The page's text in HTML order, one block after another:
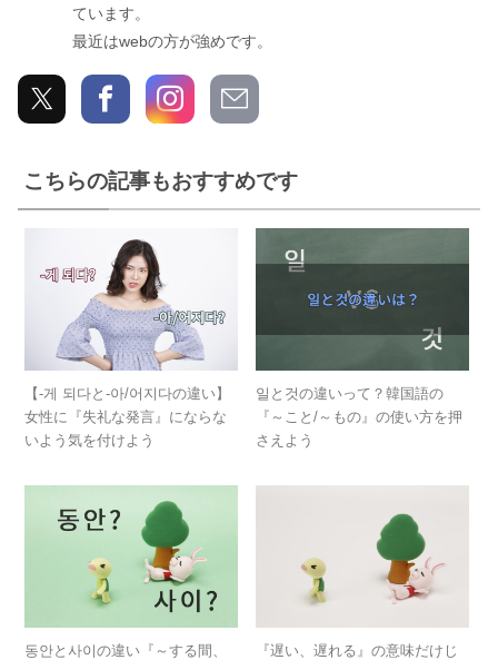
ています。
最近はwebの方が強めです。
こちらの記事もおすすめです
【-게 되다と-아/어지다の違い】
女性に『失礼な発言』にならな
いよう気を付けよう
일と것の違いって？韓国語の
『～こと/～もの』の使い方を押
さえよう
동안と사이の違い『～する間、
『遅い、遅れる』の意味だけじ